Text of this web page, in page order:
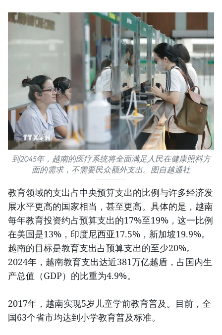
到2045年，越南的医疗系统将全面满足人民在健康照料方
面的需求，不需要民众额外支出。图自越通社
教育领域的支出占中央预算支出的比例与许多经济发
展水平更高的国家相当，甚至更高。具体的是，越南
每年教育投资约占预算支出的17%至19%，这一比例
在美国是13%，印度尼西亚17.5%，新加坡19.9%。
越南的目标是教育支出占预算支出的至少20%。
2024年，越南教育支出达近381万亿越盾，占国内生
产总值（GDP）的比重为4.9%。
2017年，越南实现5岁儿童学前教育普及。目前，全
国63个省市均达到小学教育普及标准。